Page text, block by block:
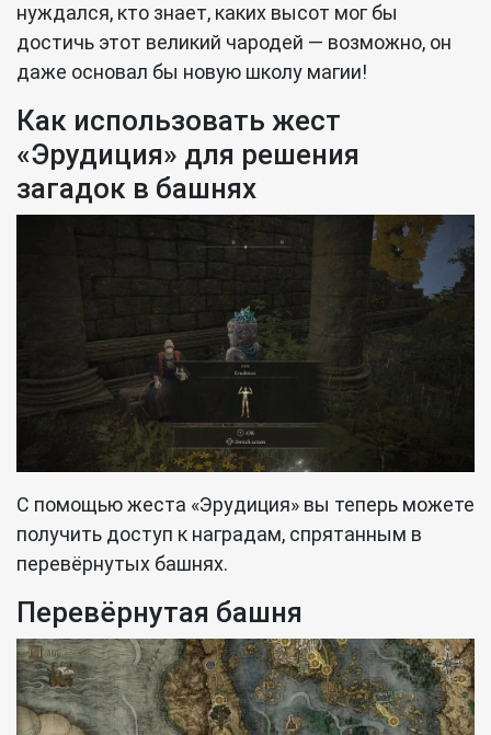
нуждался, кто знает, каких высот мог бы
достичь этот великий чародей — возможно, он
даже основал бы новую школу магии!
Как использовать жест
«Эрудиция» для решения
загадок в башнях
С помощью жеста «Эрудиция» вы теперь можете
получить доступ к наградам, спрятанным в
перевёрнутых башнях.
Перевёрнутая башня